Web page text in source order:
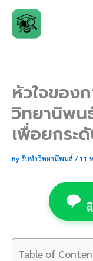
content
หัวใจของ
วิทยานิพน
เพื่อยกระ
Byรับทำวิทยานิพนธ์/11
Table of